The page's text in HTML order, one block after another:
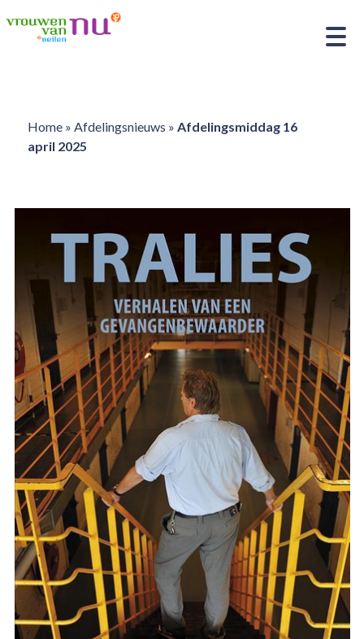
Home» Afdelingsnieuws » Afdelingsmiddag 16
april 2025